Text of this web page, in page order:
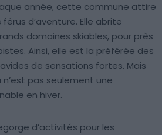
année, cette commune attire
d’aventure. Elle abrite
domaines skiables, pour près
Ainsi, elle est la préférée des
de sensations fortes. Mais
pas seulement une
en hiver.
d’activités pour les